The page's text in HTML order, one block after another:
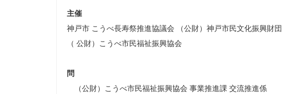
主催
神戸市 こうべ長寿祭推進協議会 （公財）神戸市民文化振興財団
（ 公財）こうべ市民福祉振興協会
問
（公財）こうべ市民福祉振興協会 事業推進課 交流推進係